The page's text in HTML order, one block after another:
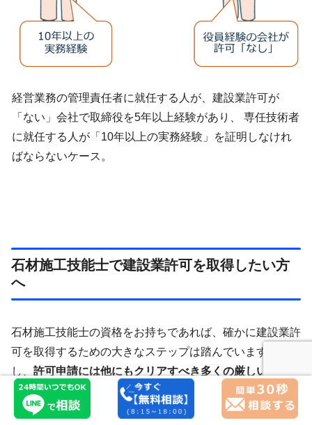
経営業務の管理責任者に就任する人が、建設業許可が
「ない」会社で取締役を5年以上経験があり、 専任技術者
に就任する人が「10年以上の実務経験」を証明しなけれ
ばならないケース。
石材施工技能士で建設業許可を取得したい方
へ
石材施工技能士の資格をお持ちであれば、確かに建設業許
可を取得するための大きなステップは踏んでいます。しか
し、 許可申請には他にもクリアすべき多くの厳しい要件が
あり、ちょっとしたミスや手続きの
抜け漏れが大きなトラ
ブルに繋がります